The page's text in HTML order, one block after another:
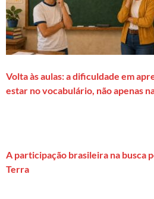
Volta às aulas: a dificuldade em
estar no vocabulário, não apenas
A participação brasileira na busca
Terra